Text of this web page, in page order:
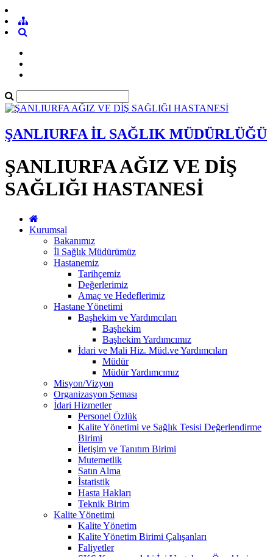
ŞANLIURFA İL SAĞLIK MÜDÜRLÜĞÜ
ŞANLIURFA AĞIZ VE DİŞ
SAĞLIĞI HASTANESİ
Kurumsal
Bakanımız
İl Sağlık Müdürümüz
Hastanemiz
Tarihçemiz
Değerlerimiz
Amaç ve Hedeflerimiz
Hastane Yönetimi
Başhekim ve Yardımcıları
Başhekim
Başhekim Yardımcımız
İdari ve Mali Hiz. Müd.ve Yardımcıları
Müdür
Müdür Yardımcımız
Misyon/Vizyon
Organizasyon Şeması
İdari Hizmetler
Personel Özlük
Kalite Yönetimi ve Sağlık Tesisi Değerlendirme
Birimi
İletişim ve Tanıtım Birimi
Mutemetlik
Satın Alma
İstatistik
Hasta Hakları
Teknik Birim
Kalite Yönetimi
Kalite Yönetim
Kalite Yönetim Birimi Çalışanları
Faliyetler